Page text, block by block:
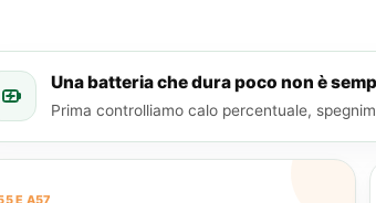
Una batteria che dura poco non è
Prima controlliamo calo percentuale,